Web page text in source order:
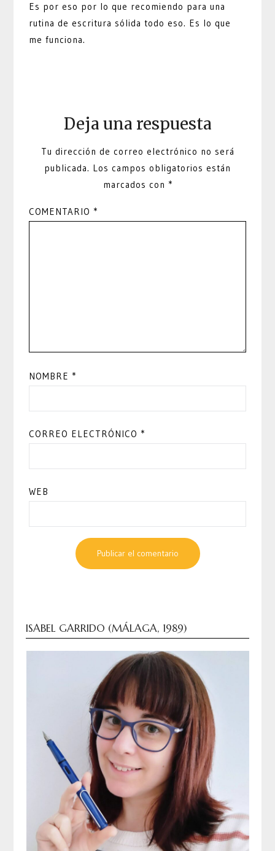
Es por eso por lo que recomiendo para una
rutina de escritura sólida todo eso. Es lo que
me funciona.
Deja una respuesta
Tu dirección de correo electrónico no será
publicada. Los campos obligatorios están
marcados con *
COMENTARIO *
NOMBRE *
CORREO ELECTRÓNICO *
WEB
ISABEL GARRIDO (MÁLAGA, 1989)